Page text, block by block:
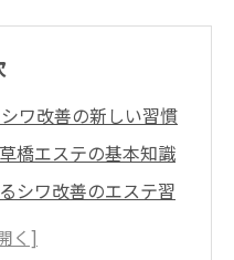
ワ改善の新しい習慣
橋エステの基本知識
シワ改善のエステ習